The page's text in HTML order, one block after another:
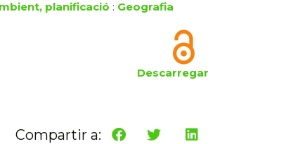
planificació : Geografia
Descarregar
Compartir a: